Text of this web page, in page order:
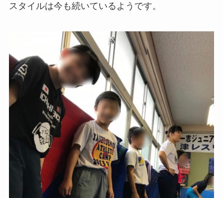
スタイルは今も続いているようです。